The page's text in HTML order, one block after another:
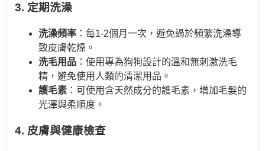
3. 定期洗澡
洗澡頻率 ：每1-2個月一次，避免過於頻繁洗澡導
致皮膚乾燥。
洗毛用品 ：使用專為狗狗設計的溫和無刺激洗毛
精，避免使用人類的清潔用品。
護毛素 ：可使用含天然成分的護毛素，增加毛髮的
光澤與柔順度。
4. 皮膚與健康檢查